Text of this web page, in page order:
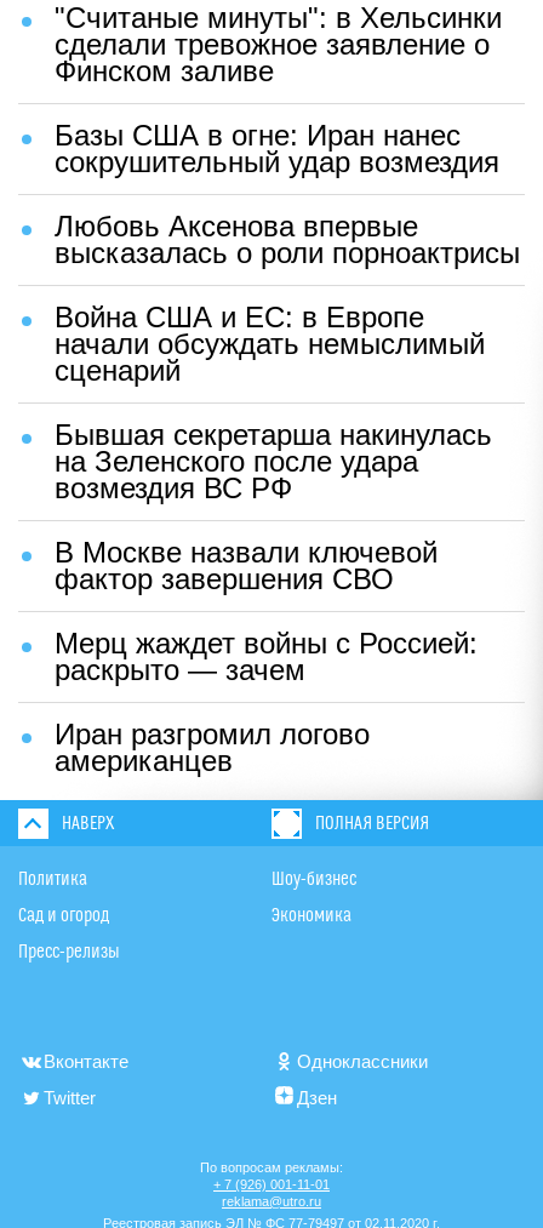
"Считаные минуты": в Хельсинки
сделали тревожное заявление о
Финском заливе
Базы США в огне: Иран нанес
сокрушительный удар возмездия
Любовь Аксенова впервые
высказалась о роли порноактрисы
Война США и ЕС: в Европе
начали обсуждать немыслимый
сценарий
Бывшая секретарша накинулась
на Зеленского после удара
возмездия ВС РФ
В Москве назвали ключевой
фактор завершения СВО
Мерц жаждет войны с Россией:
раскрыто — зачем
Иран разгромил логово
американцев
НАВЕРХ ПОЛНАЯ ВЕРСИЯ
Политика
Сад и огород
Пресс-релизы
Шоу-бизнес
Экономика
Вконтакте
Одноклассники
Twitter
Дзен
По вопросам рекламы:
+ 7 (926) 001-11-01
reklama@utro.ru
Реестровая запись ЭЛ № ФС 77-79497 от 02.11.2020 г.